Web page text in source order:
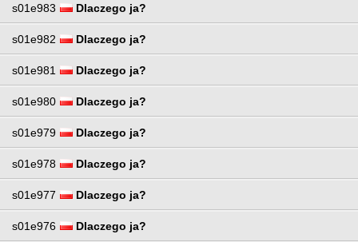
s01e983 Dlaczego ja?
s01e982 Dlaczego ja?
s01e981 Dlaczego ja?
s01e980 Dlaczego ja?
s01e979 Dlaczego ja?
s01e978 Dlaczego ja?
s01e977 Dlaczego ja?
s01e976 Dlaczego ja?